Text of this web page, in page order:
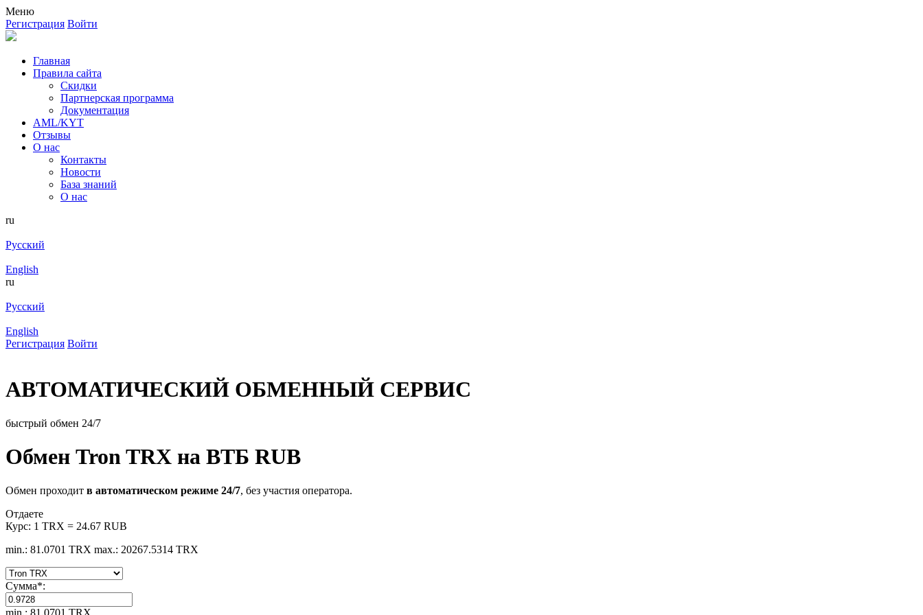
Меню
Регистрация Войти
Главная
Правила сайта
Скидки
Партнерская программа
Документация
AML/KYT
Отзывы
О нас
Контакты
Новости
База знаний
О нас
ru
Русский
English
ru
Русский
English
Регистрация Войти
АВТОМАТИЧЕСКИЙ ОБМЕННЫЙ СЕРВИС
быстрый обмен 24/7
Обмен Tron TRX на ВТБ RUB
Обмен проходит в автоматическом режиме 24/7, без участия оператора.
Отдаете
Курс: 1 TRX = 24.67 RUB
min.: 81.0701 TRX max.: 20267.5314 TRX
Сумма*:
min.: 81.0701 TRX